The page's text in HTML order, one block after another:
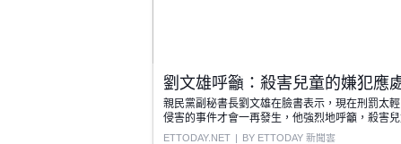
劉文雄呼籲：殺害兒童的嫌犯應
親民黨副秘書長劉文雄在臉書表示，現在刑罰太
侵害的事件才會一再發生，他強烈地呼籲，殺害
ETTODAY.NET | BY ETTODAY 新聞雲